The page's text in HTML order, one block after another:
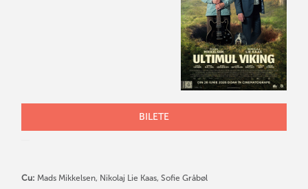
BILETE
Cu: Mads Mikkelsen, Nikolaj Lie Kaas, Sofie Gråbøl